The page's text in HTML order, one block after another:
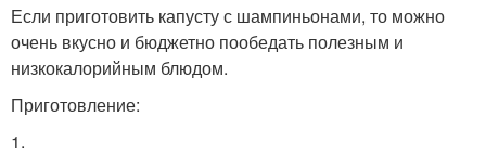
Если приготовить капусту с шампиньонами, то можно
очень вкусно и бюджетно пообедать полезным и
низкокалорийным блюдом.
Приготовление:
1.